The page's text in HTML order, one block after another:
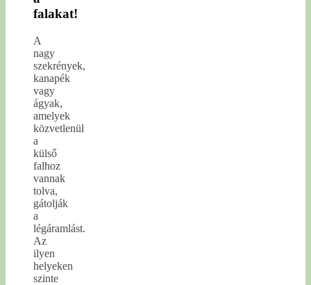
falakat!
A
nagy
szekrények,
kanapék
vagy
ágyak,
amelyek
közvetlenül
a
külső
falhoz
vannak
tolva,
gátolják
a
légáramlást.
Az
ilyen
helyeken
szinte